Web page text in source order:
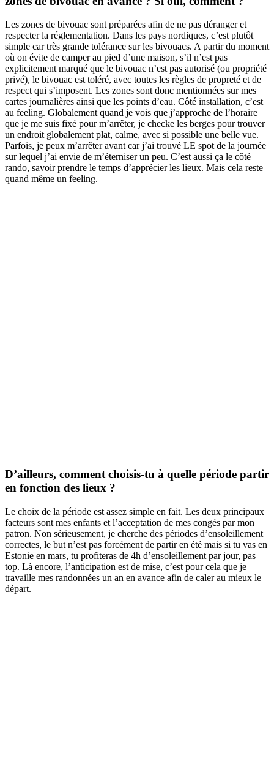
Les zones de bivouac sont préparées afin de ne pas déranger et
respecter la réglementation. Dans les pays nordiques, c’est plutôt
simple car très grande tolérance sur les bivouacs. A partir du moment
où on évite de camper au pied d’une maison, s’il n’est pas
explicitement marqué que le bivouac n’est pas autorisé (ou propriété
privé), le bivouac est toléré, avec toutes les règles de propreté et de
respect qui s’imposent. Les zones sont donc mentionnées sur mes
cartes journalières ainsi que les points d’eau. Côté installation, c’est
au feeling. Globalement quand je vois que j’approche de l’horaire
que je me suis fixé pour m’arrêter, je checke les berges pour trouver
un endroit globalement plat, calme, avec si possible une belle vue.
Parfois, je peux m’arrêter avant car j’ai trouvé LE spot de la journée
sur lequel j’ai envie de m’éterniser un peu. C’est aussi ça le côté
rando, savoir prendre le temps d’apprécier les lieux. Mais cela reste
quand même un feeling.
D’ailleurs, comment choisis-tu à quelle période partir
en fonction des lieux ?
Le choix de la période est assez simple en fait. Les deux principaux
facteurs sont mes enfants et l’acceptation de mes congés par mon
patron. Non sérieusement, je cherche des périodes d’ensoleillement
correctes, le but n’est pas forcément de partir en été mais si tu vas en
Estonie en mars, tu profiteras de 4h d’ensoleillement par jour, pas
top. Là encore, l’anticipation est de mise, c’est pour cela que je
travaille mes randonnées un an en avance afin de caler au mieux le
départ.